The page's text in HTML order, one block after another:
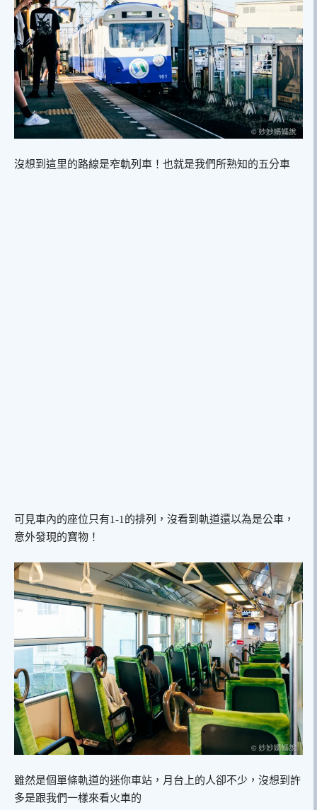
沒想到這里的路線是窄軌列車！也就是我們所熟知的五分車
可見車內的座位只有1-1的排列，沒看到軌道還以為是公車，
意外發現的寶物！
雖然是個單條軌道的迷你車站，月台上的人卻不少，沒想到許
多是跟我們一樣來看火車的